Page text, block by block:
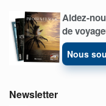
Aidez-
de
Nous
Newsletter